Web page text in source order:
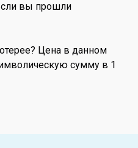
вы прошли
Цена в данном
сумму в 1